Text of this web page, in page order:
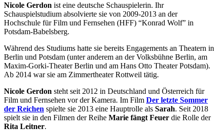
Nicole Gerdon ist eine deutsche Schauspielerin. Ihr
Schauspielstudium absolvierte sie von 2009-2013 an der
Hochschule für Film und Fernsehen (HFF) “Konrad Wolf” in
Potsdam-Babelsberg.
Während des Studiums hatte sie bereits Engagements an Theatern in
Berlin und Potsdam (unter anderem an der Volksbühne Berlin, am
Maxim-Gorki-Theater Berlin und am Hans Otto Theater Potsdam).
Ab 2014 war sie am Zimmertheater Rottweil tätig.
Nicole Gerdon steht seit 2012 in Deutschland und Österreich für
Film und Fernsehen vor der Kamera. Im Film Der letzte Sommer
der Reichen spielte sie 2013 eine Hauptrolle als Sarah. Seit 2018
spielt sie in den Filmen der Reihe Marie fängt Feuer die Rolle der
Rita Leitner.